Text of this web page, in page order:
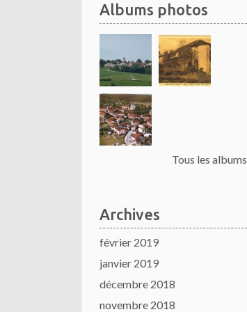
Albums photos
Tous les albums
Archives
février 2019
janvier 2019
décembre 2018
novembre 2018